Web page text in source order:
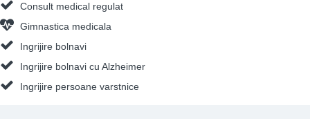
Consult medical regulat
Gimnastica medicala
Ingrijire bolnavi
Ingrijire bolnavi cu Alzheimer
Ingrijire persoane varstnice